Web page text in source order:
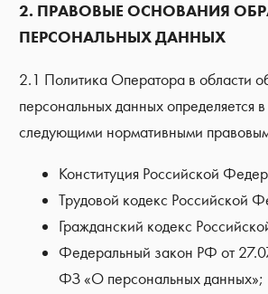
2. ПРАВОВЫЕ ОСНОВАНИЯ
ПЕРСОНАЛЬНЫХ ДАННЫХ
2.1 Политика Оператора в области
персональных данных определяется в
следующими нормативными
Конституция Российской
Трудовой кодекс Российской
Гражданский кодекс
Федеральный закон РФ от
ФЗ «О персональных данных»;